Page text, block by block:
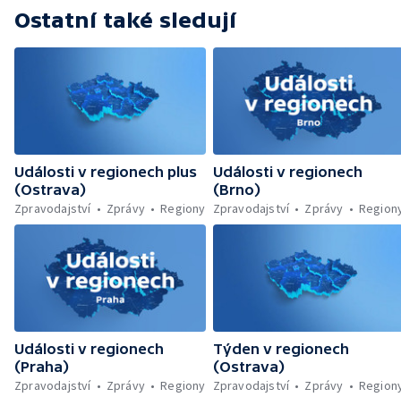
Ostatní také sledují
Události v regionech plus
(Ostrava)
Zpravodajství
Zprávy Regiony
Události v regionech
(Brno)
Zpravodajství
Zprávy
Události v regionech
(Praha)
Zpravodajství
Zprávy Regiony
Týden v regionech
(Ostrava)
Zpravodajství
Zprávy